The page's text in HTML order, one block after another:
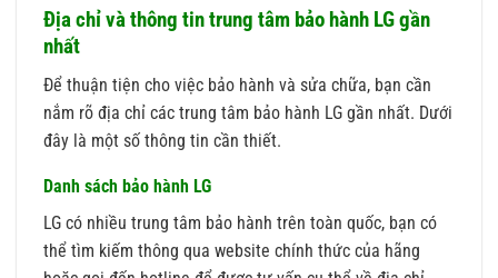
Địa chỉ và thông tin trung tâm bảo hành LG gần
nhất
Để thuận tiện cho việc bảo hành và sửa chữa, bạn cần
nắm rõ địa chỉ các trung tâm bảo hành LG gần nhất. Dưới
đây là một số thông tin cần thiết.
Danh sách bảo hành LG
LG có nhiều trung tâm bảo hành trên toàn quốc, bạn có
thể tìm kiếm thông qua website chính thức của hãng